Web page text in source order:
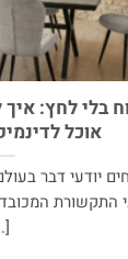
בלי לחץ:
אוכל
יודעי דבר
התקשורת